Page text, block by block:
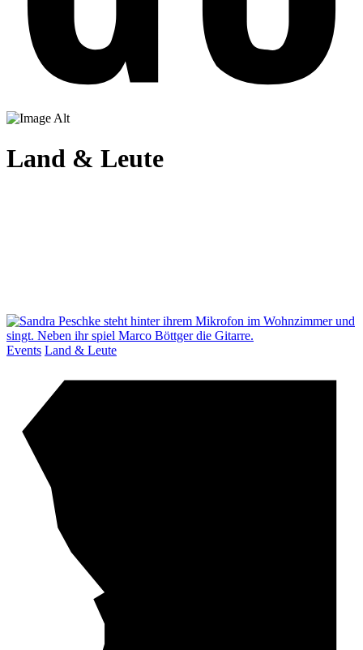
Land & Leute
Events Land & Leute